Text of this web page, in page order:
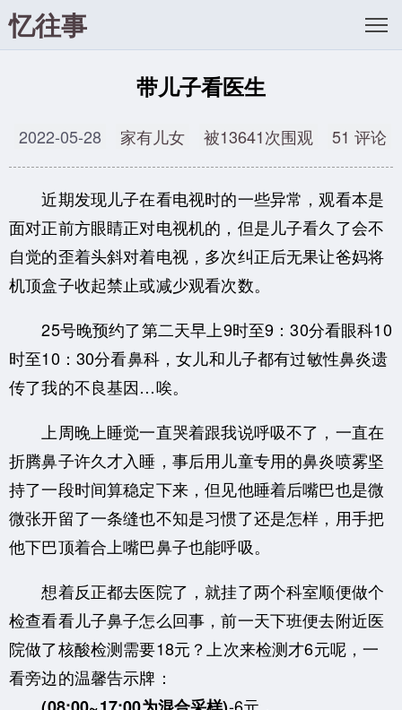
忆往事
带儿子看医生
2022-05-28 家有儿女 被13641次围观 51 评论
近期发现儿子在看电视时的一些异常，观看本是
面对正前方眼睛正对电视机的，但是儿子看久了会不
自觉的歪着头斜对着电视，多次纠正后无果让爸妈将
机顶盒子收起禁止或减少观看次数。
25号晚预约了第二天早上9时至9：30分看眼科10
时至10：30分看鼻科，女儿和儿子都有过敏性鼻炎遗
传了我的不良基因…唉。
上周晚上睡觉一直哭着跟我说呼吸不了，一直在
折腾鼻子许久才入睡，事后用儿童专用的鼻炎喷雾坚
持了一段时间算稳定下来，但见他睡着后嘴巴也是微
微张开留了一条缝也不知是习惯了还是怎样，用手把
他下巴顶着合上嘴巴鼻子也能呼吸。
想着反正都去医院了，就挂了两个科室顺便做个
检查看看儿子鼻子怎么回事，前一天下班便去附近医
院做了核酸检测需要18元？上次来检测才6元呢，一
看旁边的温馨告示牌：